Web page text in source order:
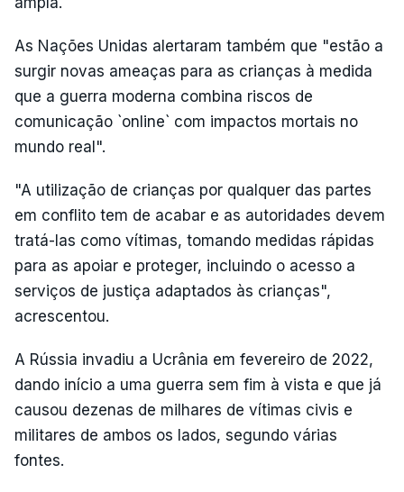
As Nações Unidas alertaram também que "estão a
surgir novas ameaças para as crianças à medida
que a guerra moderna combina riscos de
comunicação `online` com impactos mortais no
mundo real".
"A utilização de crianças por qualquer das partes
em conflito tem de acabar e as autoridades devem
tratá-las como vítimas, tomando medidas rápidas
para as apoiar e proteger, incluindo o acesso a
serviços de justiça adaptados às crianças",
acrescentou.
A Rússia invadiu a Ucrânia em fevereiro de 2022,
dando início a uma guerra sem fim à vista e que já
causou dezenas de milhares de vítimas civis e
militares de ambos os lados, segundo várias
fontes.